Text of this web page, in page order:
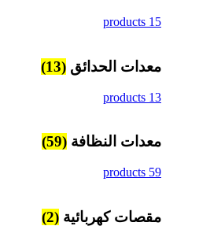
15 products
معدات الحدائق (13)
13 products
معدات النظافة (59)
59 products
مقصات كهربائية (2)